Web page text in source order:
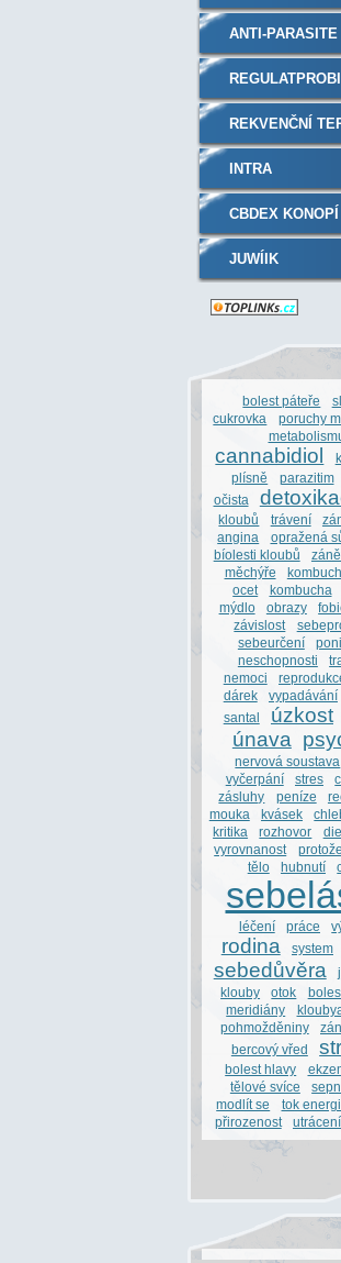
DOPORUČENÉ
ANTI-PARASITE
REKVENČNÍ
PLAZMOVÝM
GENERÁTOREM
INTRA
CBDEX
RECEPTU A THC
JUWÍIK
bolest páteře
cukrovka
poruchy
cannabidiol
plísně
parazitim
očista
kloubů
trávení
angina
opražená
bíolesti kloubů
měchýře
ocet
kombucha
mýdlo
obrazy
závislost
sebeurčení
neschopnosti
nemoci
dárek
vypadávání
santal
úzkost
únava
nervová soustava
vyčerpání
stres
zásluhy
peníze
mouka
kvásek
kritika
rozhovor
vyrovnanost
protože
tělo
hubnutí
léčení práce
rodina system
sebedůvěra
klouby
otok
meridiány
pohmožděniny
bercový vřed
bolest hlavy
tělové svíce
modlít se
tok
přirozenost
utrácení